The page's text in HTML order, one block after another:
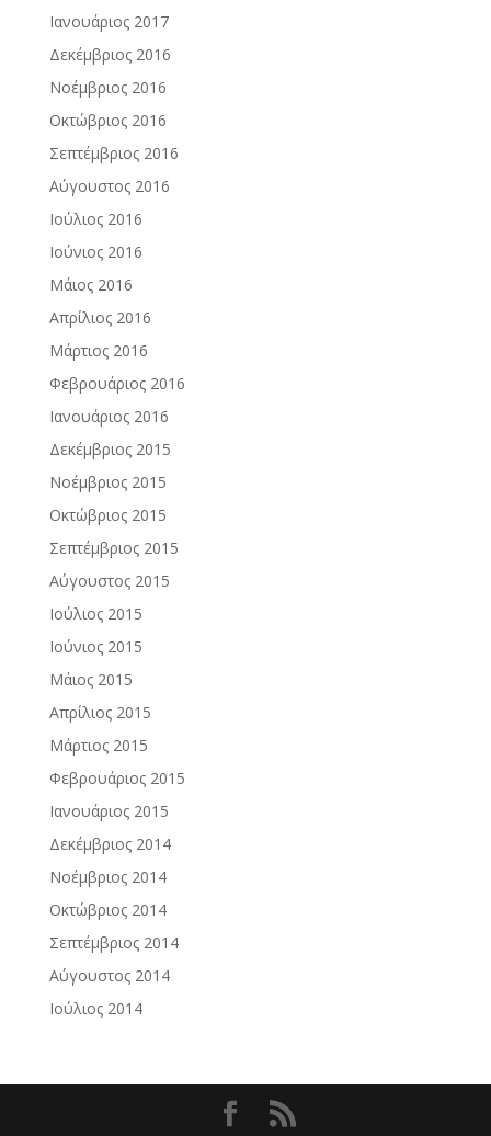
Ιανουάριος 2017
Δεκέμβριος 2016
Νοέμβριος 2016
Οκτώβριος 2016
Σεπτέμβριος 2016
Αύγουστος 2016
Ιούλιος 2016
Ιούνιος 2016
Μάιος 2016
Απρίλιος 2016
Μάρτιος 2016
Φεβρουάριος 2016
Ιανουάριος 2016
Δεκέμβριος 2015
Νοέμβριος 2015
Οκτώβριος 2015
Σεπτέμβριος 2015
Αύγουστος 2015
Ιούλιος 2015
Ιούνιος 2015
Μάιος 2015
Απρίλιος 2015
Μάρτιος 2015
Φεβρουάριος 2015
Ιανουάριος 2015
Δεκέμβριος 2014
Νοέμβριος 2014
Οκτώβριος 2014
Σεπτέμβριος 2014
Αύγουστος 2014
Ιούλιος 2014